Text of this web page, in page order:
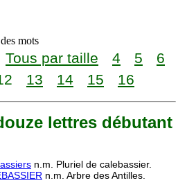
mots
Tous par taille 4 5
6
13 14 15 16
lettres débutant
n.m. Pluriel de calebassier.
n.m. Arbre des Antilles.